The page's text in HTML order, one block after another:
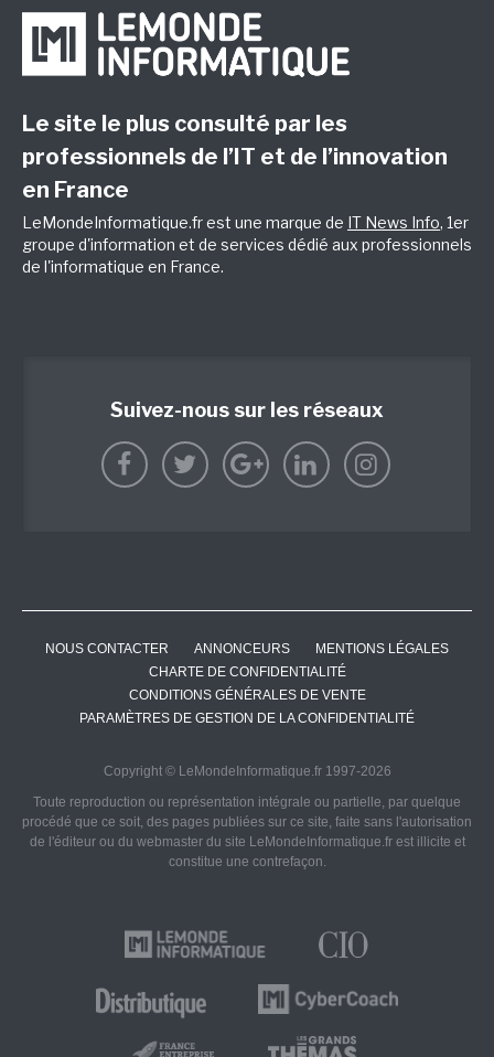
Le site le plus consulté par les
professionnels de l’IT et de l’innovation
en France
LeMondeInformatique.fr est une marque de IT News Info, 1er
groupe d'information et de services dédié aux professionnels
de l'informatique en France.
Suivez-nous sur les réseaux
NOUS CONTACTER ANNONCEURS
MENTIONS LÉGALES
CHARTE DE CONFIDENTIALITÉ
CONDITIONS GÉNÉRALES DE VENTE
PARAMÈTRES DE GESTION DE LA CONFIDENTIALITÉ
Copyright © LeMondeInformatique.fr 1997-2026
Toute reproduction ou représentation intégrale ou partielle, par quelque
procédé que ce soit, des pages publiées sur ce site, faite sans l'autorisation
de l'éditeur ou du webmaster du site LeMondeInformatique.fr est illicite et
constitue une contrefaçon.